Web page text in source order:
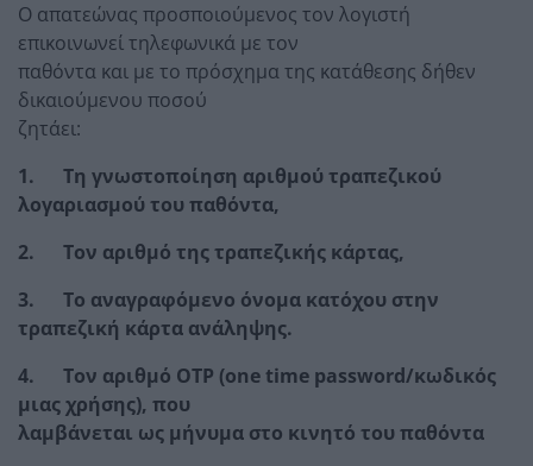
Ο απατεώνας προσποιούμενος τον λογιστή
επικοινωνεί τηλεφωνικά με τον
παθόντα και με το πρόσχημα της κατάθεσης δήθεν
δικαιούμενου ποσού
ζητάει:
1. Τη γνωστοποίηση αριθμού τραπεζικού
λογαριασμού του παθόντα,
2. Τον αριθμό της τραπεζικής κάρτας,
3. Το αναγραφόμενο όνομα κατόχου στην
τραπεζική κάρτα ανάληψης.
4. Τον αριθμό OTP (one time password/κωδικός
μιας χρήσης), που
λαμβάνεται ως μήνυμα στο κινητό του παθόντα